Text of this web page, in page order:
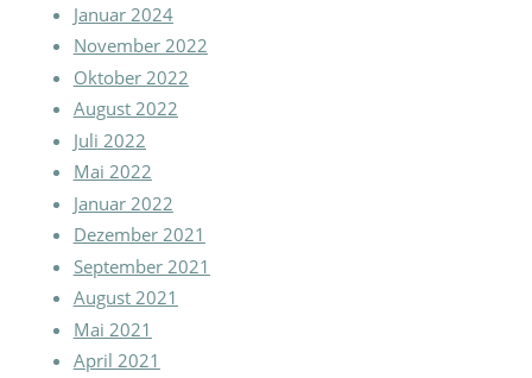
Januar 2024
November 2022
Oktober 2022
August 2022
Juli 2022
Mai 2022
Januar 2022
Dezember 2021
September 2021
August 2021
Mai 2021
April 2021